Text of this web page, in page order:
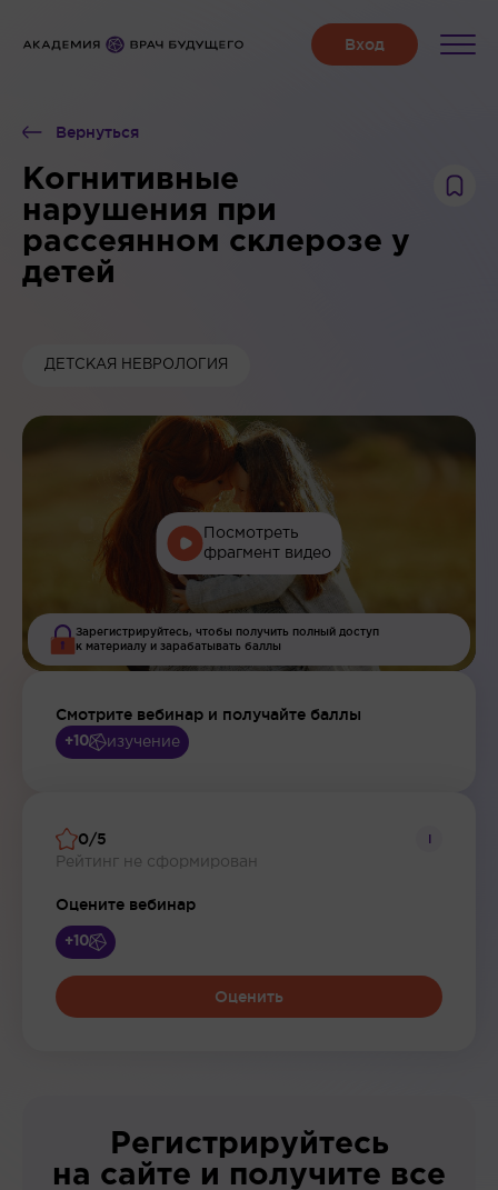
Вернуться
Когнитивные
нарушения при
рассеянном склерозе у
детей
ДЕТСКАЯ НЕВРОЛОГИЯ
Посмотреть
фрагмент видео
Зарегистрируйтесь, чтобы получить полный доступ
к материалу и зарабатывать баллы
Смотрите вебинар и получайте баллы
+10 изучение
0/5
Рейтинг не сформирован
i
Оцените вебинар
+10
Оценить
Регистрируйтесь
на сайте и получите все